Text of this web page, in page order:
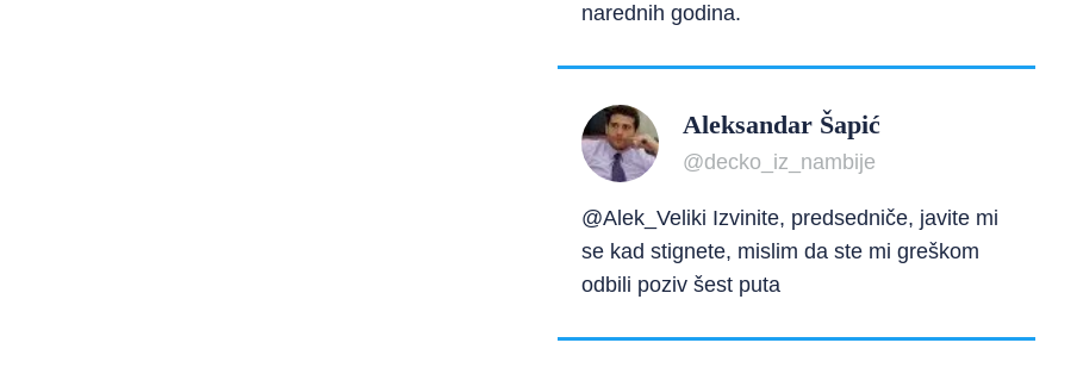
narednih godina.
Aleksandar Šapić
@decko_iz_nambije
@Alek_Veliki Izvinite, predsedniče, javite mi
se kad stignete, mislim da ste mi greškom
odbili poziv šest puta